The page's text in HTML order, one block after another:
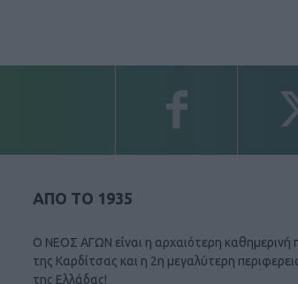
ΑΠΟ ΤΟ 1935
Ο ΝΕΟΣ ΑΓΩΝ είναι η αρχαιότερη καθημερινή
της Καρδίτσας και η 2η μεγαλύτερη
της Ελλάδας!